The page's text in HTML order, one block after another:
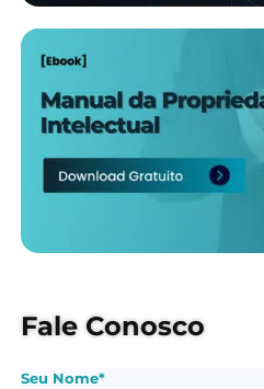
Fale Conosco
Seu Nome*